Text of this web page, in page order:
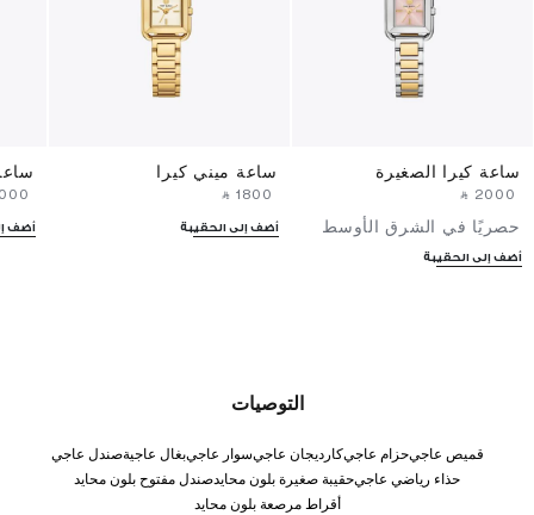
ساعة كيرا الصغيرة
‎ ⃁ ⁦2000⁩ ‎
حصريًا في الشرق الأوسط
أضف إلى الحقيبة
ساعة ميني كيرا
‎ ⃁ ⁦1800⁩ ‎
أضف إلى الحقيبة أضف
التوصيات
قميص عاجيحزام عاجيكارديجان عاجيسوار عاجيبغال عاجيةصندل عاجي
حذاء رياضي عاجيحقيبة صغيرة بلون محايدصندل مفتوح بلون محايد
أقراط مرصعة بلون محايد